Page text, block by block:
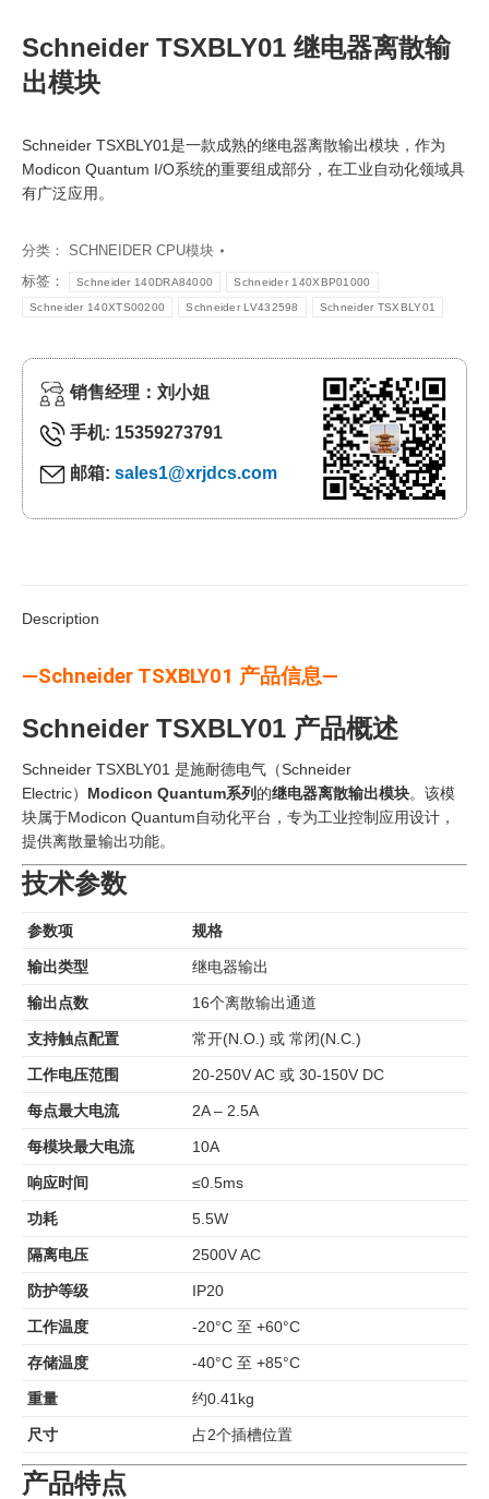
Schneider TSXBLY01 继电器离散输
出模块
Schneider TSXBLY01是一款成熟的继电器离散输出模块，作为
Modicon Quantum I/O系统的重要组成部分，在工业自动化领域具
有广泛应用。
分类： SCHNEIDER CPU模块
标签：
Schneider 140DRA84000 Schneider 140XBP01000
Schneider 140XTS00200 Schneider LV432598 Schneider TSXBLY01
销售经理：刘小姐
手机: 15359273791
邮箱: sales1@xrjdcs.com
Description
—Schneider TSXBLY01 产品信息—
Schneider TSXBLY01 产品概述
Schneider TSXBLY01 是施耐德电气（Schneider
Electric） ‍Modicon Quantum系列 的继电器离散输出模块。该模
块属于Modicon Quantum自动化平台，专为工业控制应用设计，
提供离散量输出功能。
技术参数
参数项 规格
输出类型 继电器输出
输出点数 16个离散输出通道
支持触点配置 常开(N.O.) 或 常闭(N.C.)
工作电压范围 20-250V AC 或 30-150V DC
每点最大电流 2A – 2.5A
每模块最大电流 10A
响应时间 ≤0.5ms
功耗 5.5W
隔离电压 2500V AC
防护等级 IP20
工作温度 -20°C 至 +60°C
存储温度 -40°C 至 +85°C
重量 约0.41kg
尺寸 占2个插槽位置
产品特点